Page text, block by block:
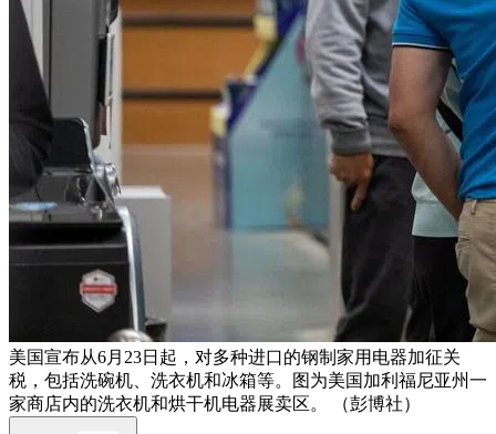
美国宣布从6月23日起，对多种进口的钢制家用电器加征关
税，包括洗碗机、洗衣机和冰箱等。图为美国加利福尼亚州一
家商店内的洗衣机和烘干机电器展卖区。 （彭博社）